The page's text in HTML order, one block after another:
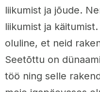
liikumist ja jõude.
liikumist ja
oluline, et neid
Seetõttu on
töö ning selle